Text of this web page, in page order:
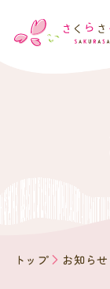
トップ お知らせ